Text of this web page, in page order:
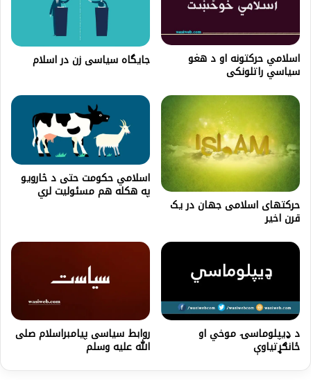
اسلامي حرکتونه او د هغو
سياسي راتلونکی
جایگاه سیاسی زن در اسلام
حرکتهای اسلامی جهان در یک
قرن اخیر
اسلامي حکومت حتی د څارویو
په هکله هم مسئولیت لري
د ډيپلوماسۍ موخي او
ځانګړتیاوې
روابط سیاسی پیامبراسلام صلی
الله علیه وسلم